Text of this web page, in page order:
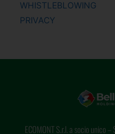
WHISTLEBLOWING
PRIVACY
ECOMONT S.r.l. a socio unico